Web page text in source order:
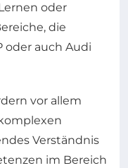
oder
die
oder auch Audi
vor allem
Verständnis
im Bereich